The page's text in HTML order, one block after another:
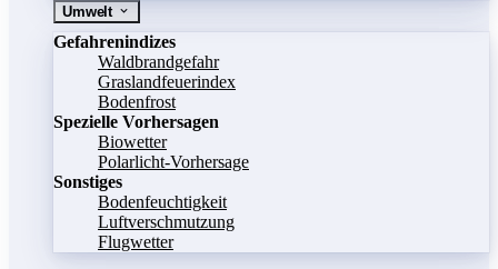
Umwelt
Gefahrenindizes
Waldbrandgefahr
Graslandfeuerindex
Bodenfrost
Spezielle Vorhersagen
Biowetter
Polarlicht-Vorhersage
Sonstiges
Bodenfeuchtigkeit
Luftverschmutzung
Flugwetter